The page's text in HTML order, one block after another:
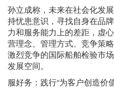
孙立成称，未来在社会化发
持忧患意识，寻找自身在品
力和服务能力上的差距，虚
营理念、管理方式、竞争策
激烈竞争的国际船舶检验市
发展空间。
服好务：践行“为客户创造价